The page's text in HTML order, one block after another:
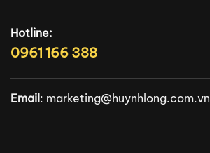
Hotline:
0961 166 388
Email: marketing@huynhlong.com.vn